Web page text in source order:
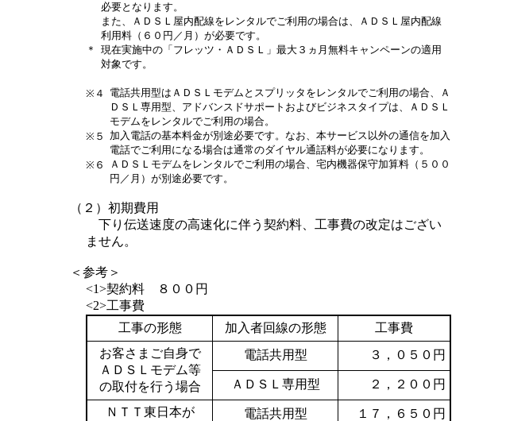
必要となります。
また、ＡＤＳＬ屋内配線をレンタルでご利用の場合は、ＡＤＳＬ屋内配線
利用料（６０円／月）が必要です。
＊ 現在実施中の「フレッツ・ＡＤＳＬ」最大３ヵ月無料キャンペーンの適用
対象です。
※４ 電話共用型はＡＤＳＬモデムとスプリッタをレンタルでご利用の場合、Ａ
ＤＳＬ専用型、アドバンスドサポートおよびビジネスタイプは、ＡＤＳＬ
モデムをレンタルでご利用の場合。
※５ 加入電話の基本料金が別途必要です。なお、本サービス以外の通信を加入
電話でご利用になる場合は通常のダイヤル通話料が必要になります。
※６
ＡＤＳＬモデムをレンタルでご利用の場合、宅内機器保守加算料（５００
円／月）が別途必要です。
（２）初期費用
下り伝送速度の高速化に伴う契約料、工事費の改定はござい
ません。
＜参考＞
<1>契約料 ８００円
<2>工事費
工事の形態
加入者回線の形態
工事費
お客さまご自身で
ＡＤＳＬモデム等
の取付を行う場合
電話共用型 ３，０５０円
ＡＤＳＬ専用型 ２，２００円
ＮＴＴ東日本が
電話共用型 １７，６５０円